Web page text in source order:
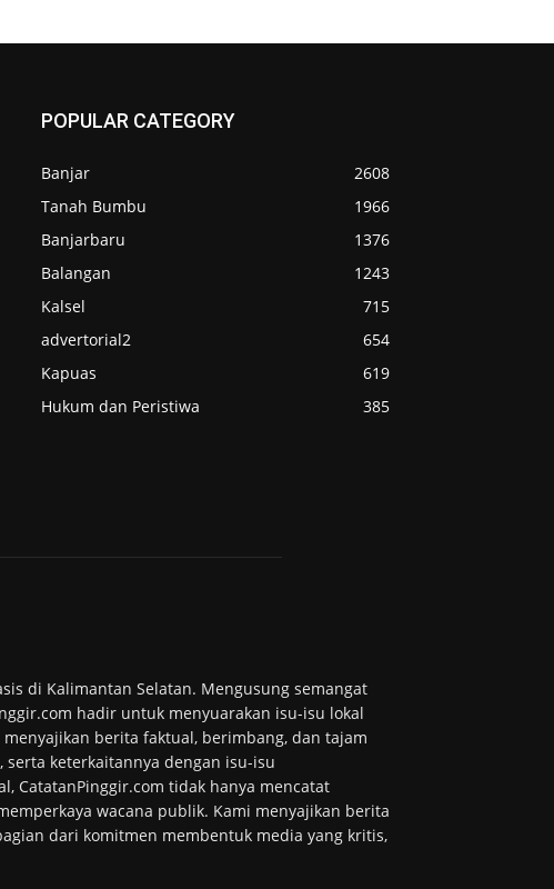
POPULAR CATEGORY
Banjar
2608
Tanah Bumbu
1966
Banjarbaru
1376
Balangan
1243
Kalsel
715
advertorial2
654
Kapuas
619
Hukum dan Peristiwa
385
di Kalimantan Selatan. Mengusung semangat
hadir untuk menyuarakan isu-isu lokal
berita faktual, berimbang, dan tajam
keterkaitannya dengan isu-isu
CatatanPinggir.com tidak hanya mencatat
wacana publik. Kami menyajikan berita
dari komitmen membentuk media yang kritis,